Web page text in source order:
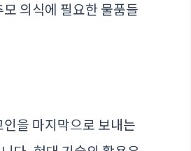
모 의식에 필요한 물품들
인을 마지막으로 보내는